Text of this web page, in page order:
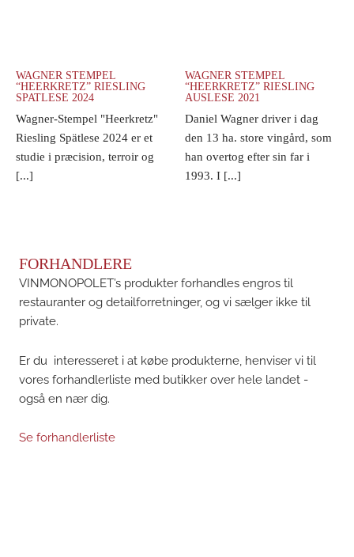
WAGNER STEMPEL
“HEERKRETZ” RIESLING
SPATLESE 2024
Wagner-Stempel "Heerkretz"
Riesling Spätlese 2024 er et
studie i præcision, terroir og
[...]
WAGNER STEMPEL
“HEERKRETZ” RIESLING
AUSLESE 2021
Daniel Wagner driver i dag
den 13 ha. store vingård, som
han overtog efter sin far i
1993. I [...]
FORHANDLERE
VINMONOPOLET’s produkter forhandles engros til
restauranter og detailforretninger, og vi sælger ikke til
private.
Er du interesseret i at købe produkterne, henviser vi til
vores forhandlerliste med butikker over hele landet -
også en nær dig.
Se forhandlerliste